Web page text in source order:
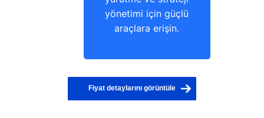
yönetimi için güçlü
araçlara erişin.
Fiyat detaylarını görüntüle